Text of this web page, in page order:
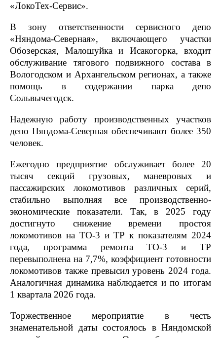
«ЛокоТех-Сервис».
В зону ответственности сервисного депо
«Няндома-Северная», включающего участки
Обозерская, Малошуйка и Исакогорка, входит
обслуживание тягового подвижного состава в
Вологодском и Архангельском регионах, а также
помощь в содержании парка депо
Сольвычегодск.
Надежную работу производственных участков
депо Няндома-Северная обеспечивают более 350
человек.
Ежегодно предприятие обслуживает более 20
тысяч секций грузовых, маневровых и
пассажирских локомотивов различных серий,
стабильно выполняя все производственно-
экономические показатели. Так, в 2025 году
достигнуто снижение времени простоя
локомотивов на ТО-3 и ТР к показателям 2024
года, программа ремонта ТО-3 и ТР
перевыполнена на 7,7%, коэффициент готовности
локомотивов также превысил уровень 2024 года.
Аналогичная динамика наблюдается и по итогам
1 квартала 2026 года.
Торжественное мероприятие в честь
знаменательной даты состоялось в Няндомской